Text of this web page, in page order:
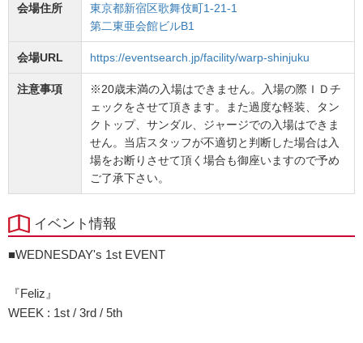
会場住所
東京都新宿区歌舞伎町1-21-1
第二東亜会館ビルB1
会場URL https://eventsearch.jp/facility/warp-shinjuku
注意事項
※20歳未満の入場はできません。入場の際ＩＤチ
ェックをさせて頂きます。また過度な軽装、タン
クトップ、サンダル、ジャージでの入場はできま
せん。当店スタッフが不適切と判断した場合は入
場をお断りさせて頂く場合も御座いますので予め
ご了承下さい。
イベント情報
■WEDNESDAY's 1st EVENT
『Feliz』
WEEK : 1st / 3rd / 5th